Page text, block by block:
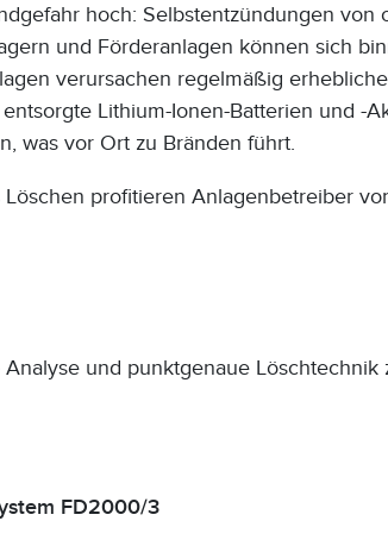
hoch: Selbstentzündungen von
und Förderanlagen können sich
verursachen regelmäßig
Lithium-Ionen-Batterien und -
was vor Ort zu Bränden führt.
profitieren Anlagenbetreiber
und punktgenaue
FD2000/3